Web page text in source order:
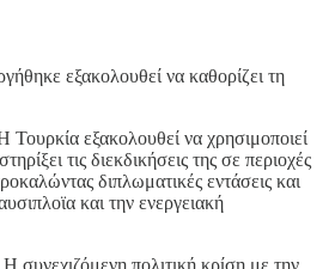
εξακολουθεί να καθορίζει τη
Τουρκία εξακολουθεί να χρησιμοποιεί
τις διεκδικήσεις της σε περιοχές
διπλωματικές εντάσεις και
και την ενεργειακή